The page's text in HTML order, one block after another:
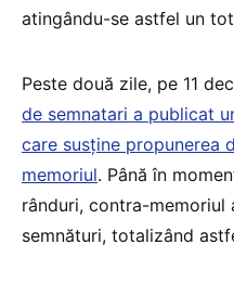
atingându-se astfel un
Peste două zile, pe 11
de semnatari a publicat
care susține propunerea
memoriul. Până în
rânduri, contra-memoriul
semnături, totalizând